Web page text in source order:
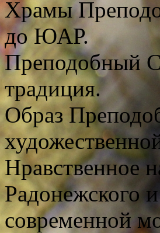
Храмы
до ЮАР.
Преподобный
традиция.
Образ
Нравственное
Радонежского
современной